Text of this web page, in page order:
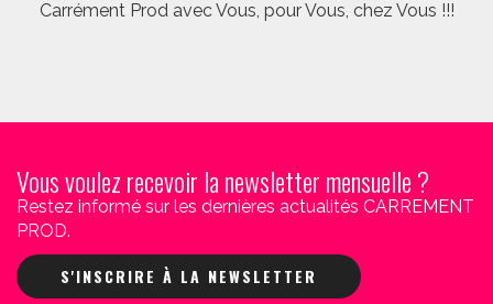
Carrément Prod avec Vous, pour Vous, chez Vous !!!
Vous voulez recevoir la newsletter mensuelle ?
Restez informé sur les dernières actualités CARREMENT
PROD.
S'INSCRIRE À LA NEWSLETTER